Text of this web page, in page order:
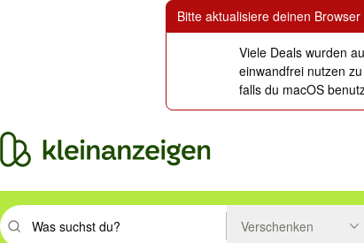
Bitte aktualisiere deinen Browser
Viele Deals wurden
einwandfrei nutzen
falls du macOS
Suchbegriff eingeben. Eingabetaste drücken um zu suchen,
Verschenken